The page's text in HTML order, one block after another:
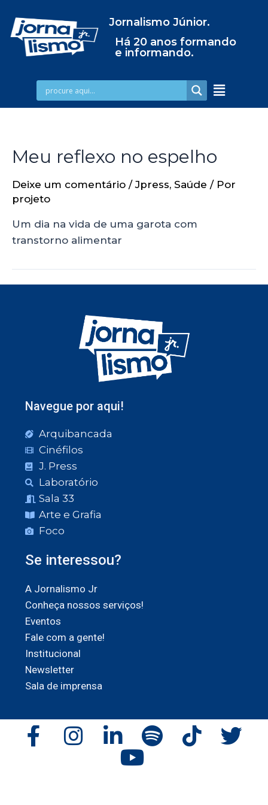
Jornalismo Júnior.
Há 20 anos formando
e informando.
Meu reflexo no espelho
Deixe um comentário /Jpress, Saúde / Por
projeto
Um dia na vida de uma garota com
transtorno alimentar
Navegue por aqui!
Arquibancada
Cinéfilos
J. Press
Laboratório
Sala 33
Arte e Grafia
Foco
Se interessou?
A Jornalismo Jr
Conheça nossos serviços!
Eventos
Fale com a gente!
Institucional
Newsletter
Sala de imprensa